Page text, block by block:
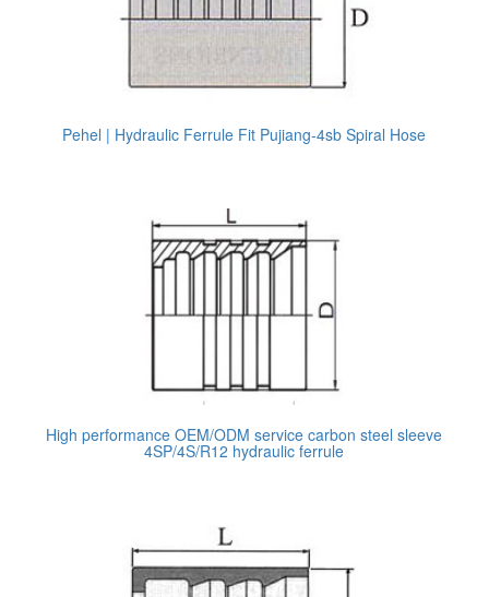
Pehel | Hydraulic Ferrule Fit Pujiang-4sb Spiral Hose
High performance OEM/ODM service carbon steel sleeve
4SP/4S/R12 hydraulic ferrule